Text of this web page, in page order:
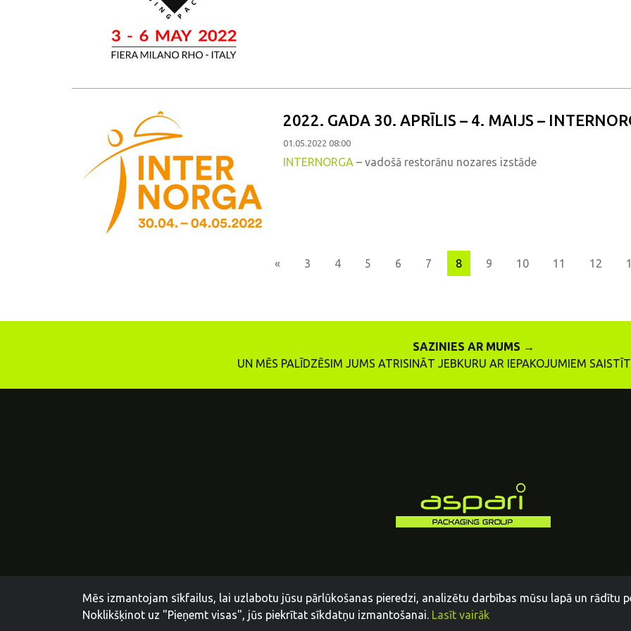
2022. GADA 30. APRĪLIS – 4. MAIJS –
01.05.2022 08:00
INTERNORGA – vadošā restorānu nozares izstāde
« Previous
3 4 5 6 7 8 9 10 11 12
SAZINIES AR MUMS →
UN MĒS PALĪDZĒSIM JUMS ATRISINĀT JEBKURU AR IEPAKOJUMIEM
Mēs izmantojam sīkfailus, lai uzlabotu jūsu pārlūkošanas pieredzi, analizētu darbības mūsu lapā un rādītu
Noklikšķinot uz "Pieņemt visas", jūs piekrītat sīkdatņu izmantošanai. Lasīt vairāk